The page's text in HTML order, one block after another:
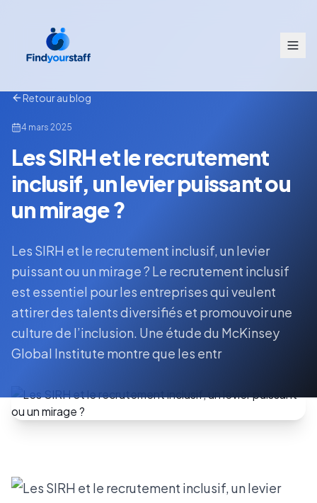
Retour au blog
4 mars 2025
Les SIRH et le recrutement
inclusif, un levier puissant ou
un mirage ?
Les SIRH et le recrutement inclusif, un levier
puissant ou un mirage ? Le recrutement inclusif
est essentiel pour les entreprises qui veulent
attirer des talents diversifiés et promouvoir une
culture de l’inclusion. Une étude du McKinsey
Global Institute montre que les entr